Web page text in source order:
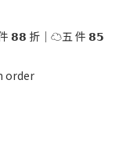
𝟴𝟴 折｜☁️五 件 𝟴𝟱
order